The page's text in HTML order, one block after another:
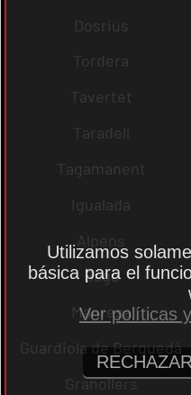
Dosrius
Tordera
Tavertet
Taradell
Tagamanent
Igualada
Alpens
Bagà
Manresa
Guardiola de Berguedà
Granollers
Utilizamos
básica para el
Ver políticas
RECHAZAR